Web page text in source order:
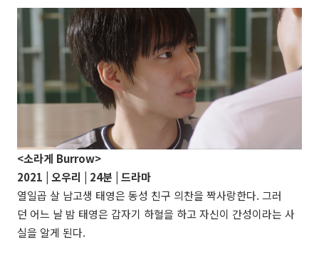
<소라게 Burrow>
2021 |
오우리 | 24분 | 드라마
열일곱 살 남고생 태영은 동성 친구 의찬을 짝사랑한다. 그러
던 어느 날 밤 태영은 갑자기 하혈을 하고 자신이 간성이라는 사
실을 알게 된다.